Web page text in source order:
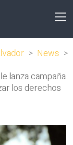
> News >
lanza campaña
los derechos